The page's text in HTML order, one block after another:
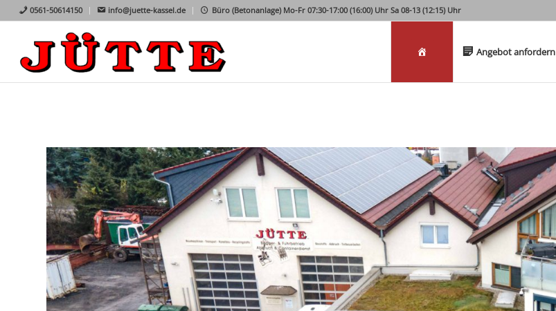
0561-50614150 info@juette-kassel.de Büro (Betonanlage) Mo-Fr 07:30-17:00 (16:00) Uhr Sa 08-13 (12:15) Uhr
WillkommenAngebot anfordern